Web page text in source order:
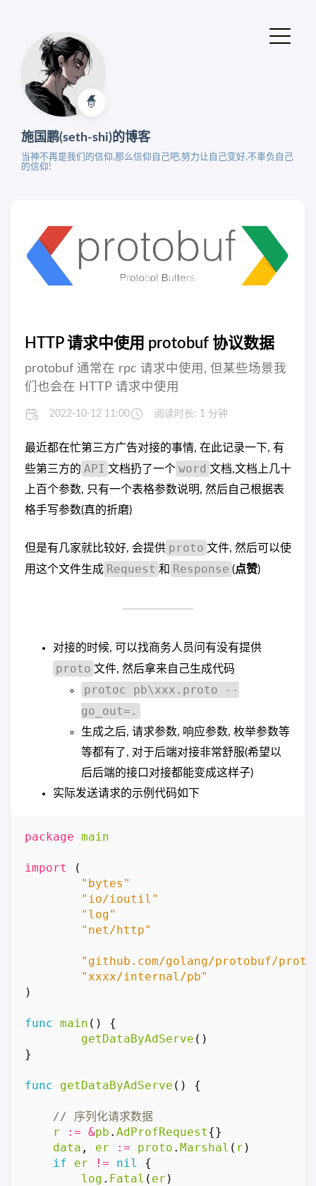
🧙‍
施国鹏(seth-shi)的博客
当神不再是我们的信仰,那么信仰自己吧,努力让自己变好,不辜负自己
的信仰!
HTTP 请求中使用 protobuf 协议数据
protobuf 通常在 rpc 请求中使用, 但某些场景我
们也会在 HTTP 请求中使用
2022-10-12 11:00 阅读时长: 1 分钟
最近都在忙第三方广告对接的事情, 在此记录一下, 有
些第三方的 API 文档扔了一个 word 文档,文档上几十
上百个参数, 只有一个表格参数说明, 然后自己根据表
格手写参数(真的折磨)
但是有几家就比较好, 会提供 proto 文件, 然后可以使
用这个文件生成 Request 和 Response (点赞)
对接的时候, 可以找商务人员问有没有提供
proto 文件, 然后拿来自己生成代码
protoc pb\xxx.proto --
go_out=.
生成之后, 请求参数, 响应参数, 枚举参数等
等都有了, 对于后端对接非常舒服(希望以
后后端的接口对接都能变成这样子)
实际发送请求的示例代码如下
package main
import
(
"bytes"
"io/ioutil"
"log"
"net/http"
"github.com/golang/protobuf/
"xxxx/internal/pb"
)
func main ()
{
getDataByAdServe ()
}
func getDataByAdServe () {
r
:= &pb . AdProfRequest{}
data , er := proto . Marshal ( r )
if
er != nil
{
log . Fatal ( er )